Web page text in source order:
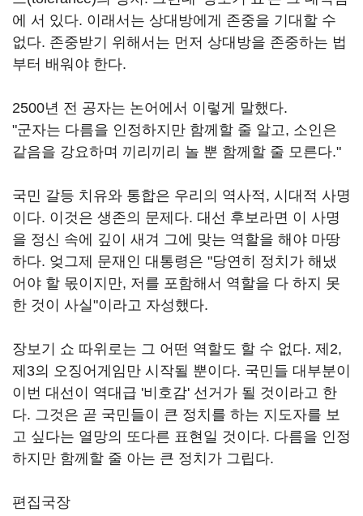
에 서 있다. 이래서는 상대방에게 존중을 기대할 수
없다. 존중받기 위해서는 먼저 상대방을 존중하는 법
부터 배워야 한다.
2500년 전 공자는 논어에서 이렇게 말했다.
"군자는 다름을 인정하지만 함께할 줄 알고, 소인은
같음을 강요하며 끼리끼리 놀 뿐 함께할 줄 모른다."
국민 갈등 치유와 통합은 우리의 역사적, 시대적 사명
이다. 이것은 생존의 문제다. 대선 후보라면 이 사명
을 정신 속에 깊이 새겨 그에 맞는 역할을 해야 마땅
하다. 엊그제 문재인 대통령은 "당연히 정치가 해냈
어야 할 몫이지만, 저를 포함해서 역할을 다 하지 못
한 것이 사실"이라고 자성했다.
장보기 쇼 따위로는 그 어떤 역할도 할 수 없다. 제2,
제3의 오징어게임만 시작될 뿐이다. 국민들 대부분이
이번 대선이 역대급 '비호감' 선거가 될 것이라고 한
다. 그것은 곧 국민들이 큰 정치를 하는 지도자를 보
고 싶다는 열망의 또다른 표현일 것이다. 다름을 인정
하지만 함께할 줄 아는 큰 정치가 그립다.
편집국장